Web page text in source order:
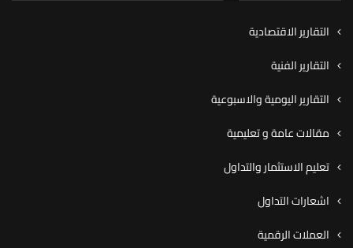
التقارير الاقتصادية
التقارير الفنية
التقارير اليومية والاسبوعية
مقالات عامة و تعليمية
تعليم الاستثمار والتداول
اشعارات التداول
العملات الرقمية